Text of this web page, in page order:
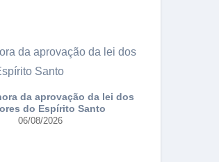
da aprovação da lei dos
do Espírito Santo
06/08/2026